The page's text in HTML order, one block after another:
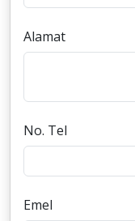
Alamat
No. Tel
Emel